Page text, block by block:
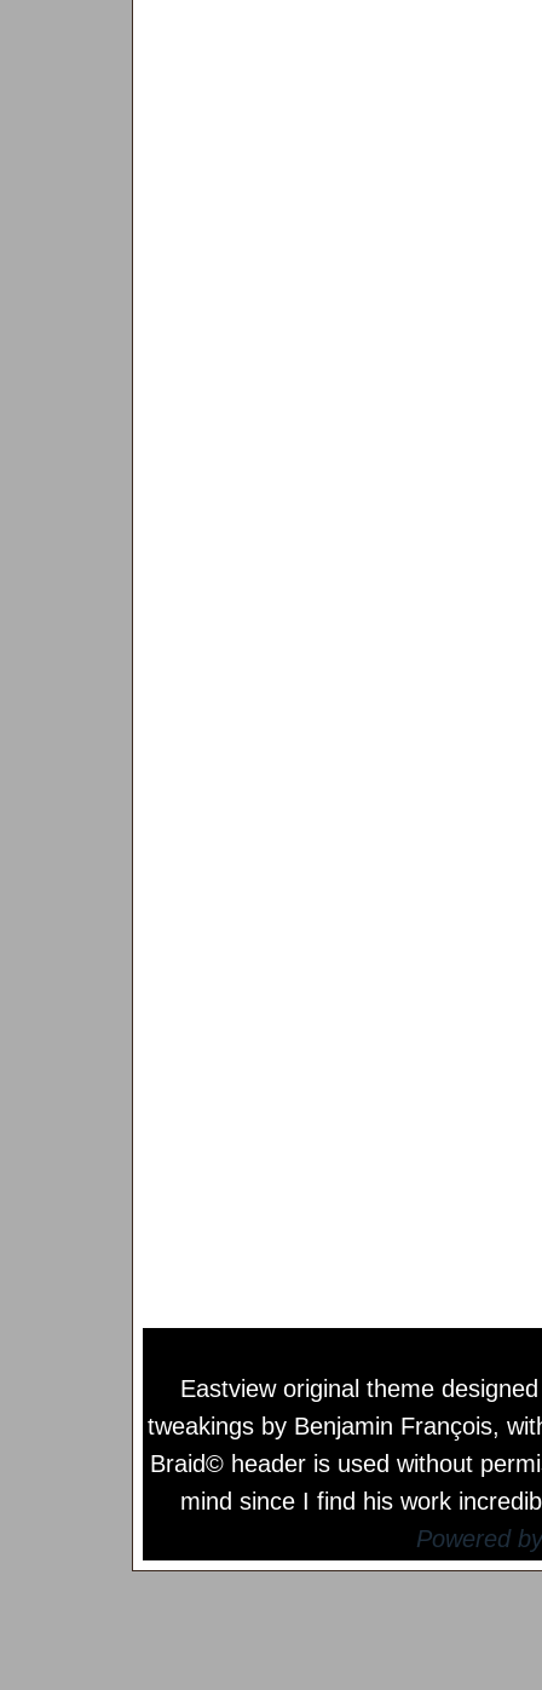
Eastview original theme
tweakings by Benjamin François,
Braid© header is used without
mind since I find his work
Powered